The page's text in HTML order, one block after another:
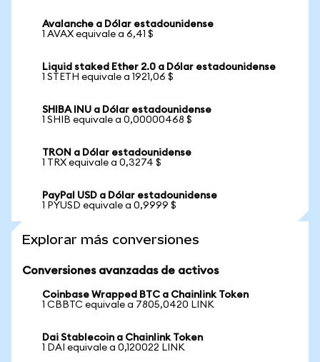
Avalanche a Dólar estadounidense
1 AVAX equivale a 6,41 $
Liquid staked Ether 2.0 a Dólar estadounidense
1 STETH equivale a 1921,06 $
SHIBA INU a Dólar estadounidense
1 SHIB equivale a 0,00000468 $
TRON a Dólar estadounidense
1 TRX equivale a 0,3274 $
PayPal USD a Dólar estadounidense
1 PYUSD equivale a 0,9999 $
Explorar más conversiones
Conversiones avanzadas de activos
Coinbase Wrapped BTC a Chainlink Token
1 CBBTC equivale a 7805,0420 LINK
Dai Stablecoin a Chainlink Token
1 DAI equivale a 0,120022 LINK